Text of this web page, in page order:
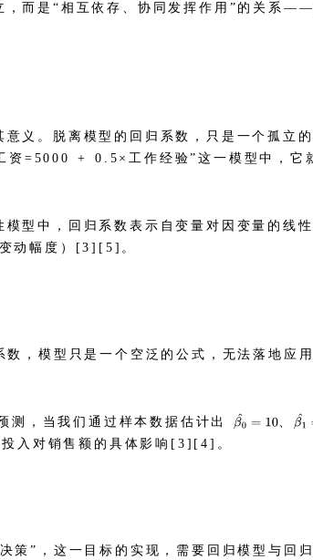
而是“相互依存、协同发挥作用”的关系
义。脱离模型的回归系数，只是一个孤立
资=5000 + 0.5×工作经验”这一模型中，
型中，回归系数表示自变量对因变量的线
动幅度）[3][5]。
，模型只是一个空泛的公式，无法落地应
测，当我们通过样本数据估计出 、
入对销售额的具体影响[3][4]。
策”，这一目标的实现，需要回归模型与回